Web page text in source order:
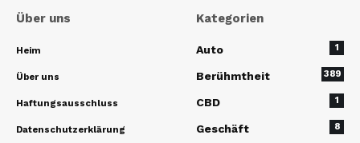
Über uns
Heim
Über uns
Haftungsausschluss
Datenschutzerklärung
Kategorien
Auto 1
Berühmtheit 389
CBD 1
Geschäft 8